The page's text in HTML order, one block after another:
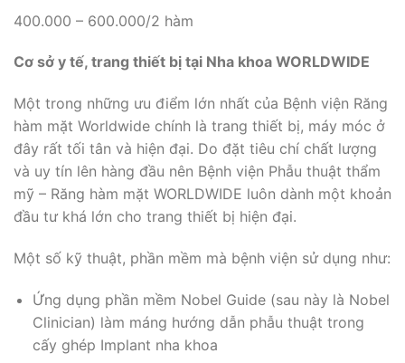
400.000 – 600.000/2 hàm
Cơ sở y tế, trang thiết bị tại Nha khoa WORLDWIDE
Một trong những ưu điểm lớn nhất của Bệnh viện Răng
hàm mặt Worldwide chính là trang thiết bị, máy móc ở
đây rất tối tân và hiện đại. Do đặt tiêu chí chất lượng
và uy tín lên hàng đầu nên Bệnh viện Phẫu thuật thẩm
mỹ – Răng hàm mặt WORLDWIDE luôn dành một khoản
đầu tư khá lớn cho trang thiết bị hiện đại.
Một số kỹ thuật, phần mềm mà bệnh viện sử dụng như:
Ứng dụng phần mềm Nobel Guide (sau này là Nobel
Clinician) làm máng hướng dẫn phẫu thuật trong
cấy ghép Implant nha khoa